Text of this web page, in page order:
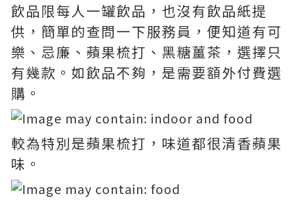
飲品限每人一罐飲品，也沒有飲品紙提
供，簡單的查問一下服務員，便知道有可
樂、忌廉、蘋果梳打、黑糖薑茶，選擇只
有幾款。如飲品不夠，是需要額外付費選
購。
較為特別是蘋果梳打，味道都很清香蘋果
味。